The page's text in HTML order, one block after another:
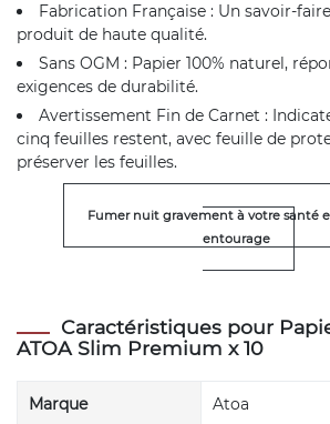
Fabrication Française : Un savoir-
produit de haute qualité.
Sans OGM : Papier 100% naturel,
exigences de durabilité.
Avertissement Fin de Carnet :
cinq feuilles restent, avec feuille de
préserver les feuilles.
Fumer nuit gravement à votre santé
entourage
Caractéristiques pour
ATOA Slim Premium x 10
Marque Atoa